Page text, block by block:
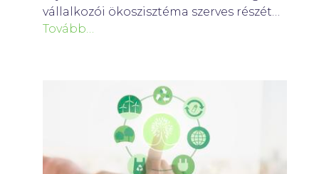
vállalkozói ökoszisztéma szerves részét…
Tovább…